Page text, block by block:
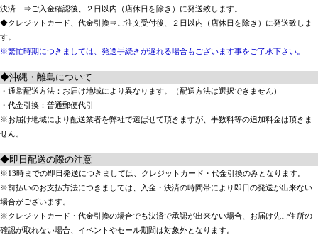
決済 ⇒ご入金確認後、２日以内（店休日を除き）に発送致します。
◆クレジットカード、代金引換⇒ご注文受付後、２日以内（店休日を除き）に発送致しま
す。
※繁忙時期につきましては、発送手続きが遅れる場合もございます事をご了承下さい。
◆沖縄・離島について
・通常配送方法：お届け地域により異なります。（配送方法は選択できません）
・代金引換：普通郵便代引
※お届け地域により配送業者を弊社で選ばせて頂きますが、手数料等の追加料金は頂きま
せん。
◆即日配送の際の注意
※13時までの即日発送につきましては、クレジットカード・代金引換のみとなります。
※前払いのお支払方法につきましては、入金・決済の時間帯により即日の発送が出来ない
場合がございます。
※クレジットカード・代金引換の場合でも決済で承認が出来ない場合、お届け先ご住所の
確認が取れない場合、イベントやセール期間は対象外となります。